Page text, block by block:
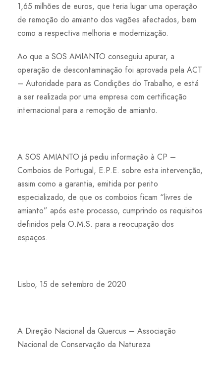
1,65 milhões de euros, que teria lugar uma operação
de remoção do amianto dos vagões afectados, bem
como a respectiva melhoria e modernização.
Ao que a SOS AMIANTO conseguiu apurar, a
operação de descontaminação foi aprovada pela ACT
– Autoridade para as Condições do Trabalho, e está
a ser realizada por uma empresa com certificação
internacional para a remoção de amianto.
A SOS AMIANTO já pediu informação à CP –
Comboios de Portugal, E.P.E. sobre esta intervenção,
assim como a garantia, emitida por perito
especializado, de que os comboios ficam “livres de
amianto” após este processo, cumprindo os requisitos
definidos pela O.M.S. para a reocupação dos
espaços.
Lisbo, 15 de setembro de 2020
A Direção Nacional da Quercus – Associação
Nacional de Conservação da Natureza